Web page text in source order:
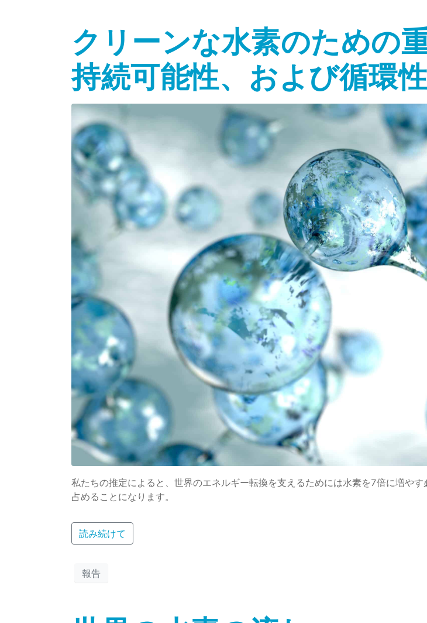
クリーンな水素のための
持続可能性、および循環性
私たちの推定によると、世界のエネルギー転換を支えるためには水素を7倍に増や
占めることになります。
読み続けて
報告